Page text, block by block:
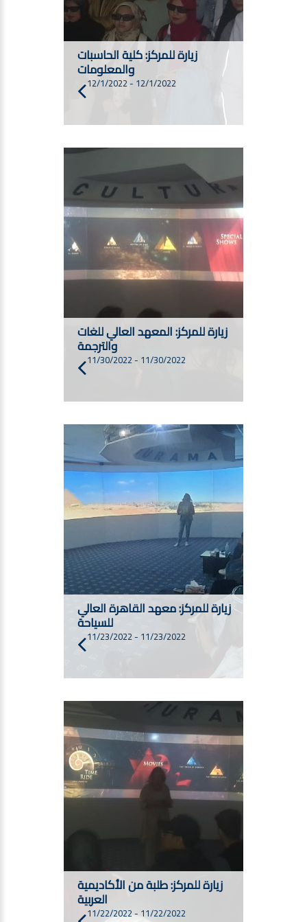
زيارة للمركز: كلية الحاسبات
والمعلومات
12/1/2022
-
12/1/2022
زيارة للمركز: المعهد العالي للغات
والترجمة
11/30/2022
-
11/30/2022
زيارة للمركز: معهد القاهرة العالي
للسياحة
11/23/2022
-
11/23/2022
زيارة للمركز: طلبة من الأكاديمية
العربية
11/22/2022
-
11/22/2022